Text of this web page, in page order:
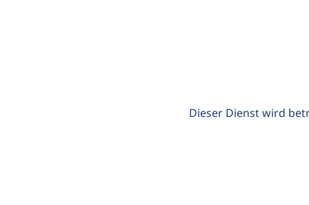
Dieser Dienst wird